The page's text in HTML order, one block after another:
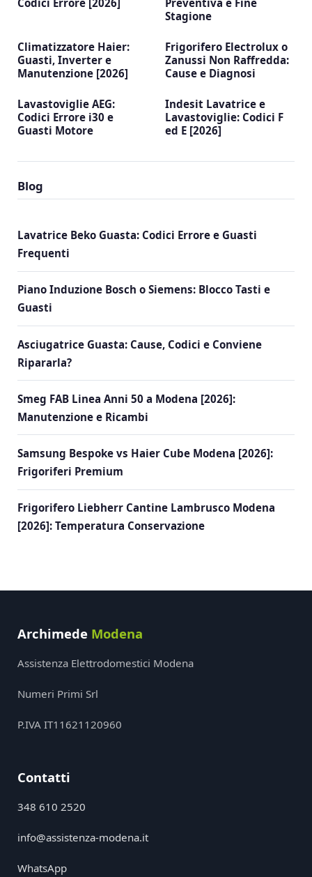
Stagione
Climatizzatore Haier:
Guasti, Inverter e
Manutenzione [2026]
Frigorifero Electrolux o
Zanussi Non Raffredda:
Cause e Diagnosi
Lavastoviglie AEG:
Codici Errore i30 e
Guasti Motore
Indesit Lavatrice e
Lavastoviglie: Codici F
ed E [2026]
Blog
Lavatrice Beko Guasta: Codici Errore e Guasti
Frequenti
Piano Induzione Bosch o Siemens: Blocco Tasti e
Guasti
Asciugatrice Guasta: Cause, Codici e Conviene
Ripararla?
Smeg FAB Linea Anni 50 a Modena [2026]:
Manutenzione e Ricambi
Samsung Bespoke vs Haier Cube Modena [2026]:
Frigoriferi Premium
Frigorifero Liebherr Cantine Lambrusco Modena
[2026]: Temperatura Conservazione
Archimede Modena
Assistenza Elettrodomestici Modena
Numeri Primi Srl
P.IVA IT11621120960
Contatti
348 610 2520
info@assistenza-modena.it
WhatsApp